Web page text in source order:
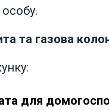
та газова
для